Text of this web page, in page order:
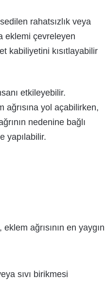
rahatsızlık veya
eklemi çevreleyen
kabiliyetini kısıtlayabilir
etkileyebilir.
yol açabilirken,
nedenine bağlı
yapılabilir.
ağrısının en yaygın
sıvı birikmesi